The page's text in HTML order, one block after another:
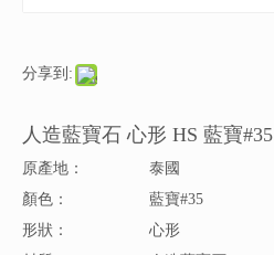
分享到:
人造藍寶石 心形 HS 藍寶#35
原產地：
泰國
顏色：
藍寶#35
形狀：
心形